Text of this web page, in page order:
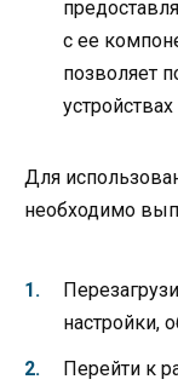
с ее
позволяет
Для
необходимо
настройки,
Перейти к